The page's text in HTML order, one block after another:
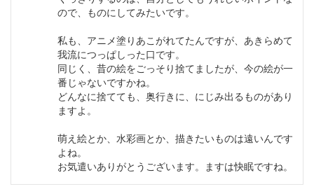
ので、ものにしてみたいです。
私も、アニメ塗りあこがれてたんですが、あきらめて
我流につっぱしった口です。
同じく、昔の絵をごっそり捨てましたが、今の絵が一
番じゃないですかね。
どんなに捨てても、奥行きに、にじみ出るものがあり
ますよ。
萌え絵とか、水彩画とか、描きたいものは遠いんです
よね。
お気遣いありがとうございます。ますは快眠ですね。